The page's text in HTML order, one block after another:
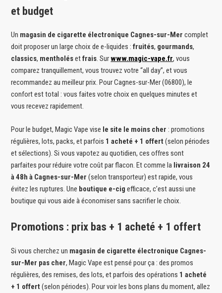
et budget
Un magasin de cigarette électronique Cagnes-sur-Mer complet
doit proposer un large choix de e-liquides :fruités, gourmands,
classics, mentholésetfrais. Surwww.magic-vape.fr, vous
comparez tranquillement, vous trouvez votre “all day”, et vous
recommandez au meilleur prix. Pour Cagnes-sur-Mer (06800), le
confort est total : vous faites votre choix en quelques minutes et
vous recevez rapidement.
Pour le budget, Magic Vape vise le site le moins cher : promotions
régulières, lots, packs, et parfois 1 acheté + 1 offert (selon périodes
et sélections). Si vous vapotez au quotidien, ces offres sont
parfaites pour réduire votre coût par flacon. Et comme la livraison 24
à 48h à Cagnes-sur-Mer (selon transporteur) est rapide, vous
évitez les ruptures. Une boutique e-cig efficace, c’est aussi une
boutique qui vous aide à économiser sans sacrifier le choix.
Promotions : prix bas + 1 acheté + 1 offert
Si vous cherchez un magasin de cigarette électronique Cagnes-
sur-Mer pas cher, Magic Vape est pensé pour ça : des promos
régulières, des remises, des lots, et parfois des opérations 1 acheté
+ 1 offert (selon périodes). Pour voir les bons plans du moment, allez